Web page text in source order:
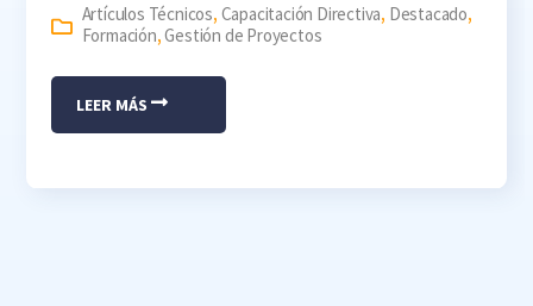
Artículos Técnicos, Capacitación Directiva, Destacado,
Formación,Gestión de Proyectos
LEER MÁS